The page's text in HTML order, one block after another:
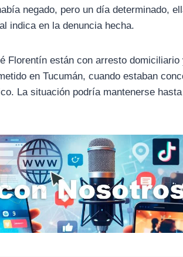
negado, pero un día determinado,
indica en la denuncia hecha.
Florentín están con arresto domiciliario
en Tucumán, cuando estaban
La situación podría mantenerse